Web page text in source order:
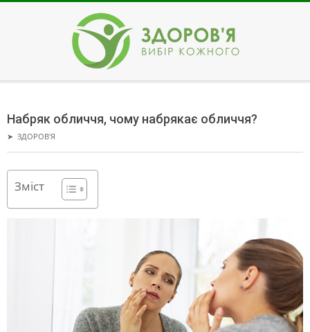
ЗДОРОВ'Я
Menu
Набряк обличчя, чому набрякає обличчя?
➤ ЗДОРОВ'Я
Зміст